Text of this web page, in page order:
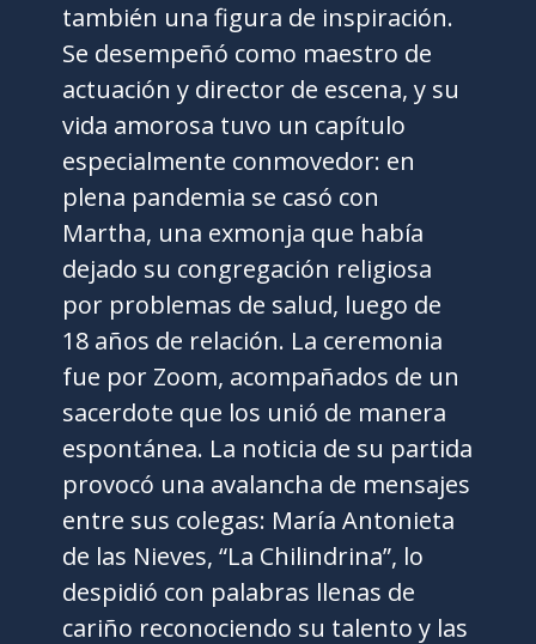
también una figura de inspiración.
Se desempeñó como maestro de
actuación y director de escena, y su
vida amorosa tuvo un capítulo
especialmente conmovedor: en
plena pandemia se casó con
Martha, una exmonja que había
dejado su congregación religiosa
por problemas de salud, luego de
18 años de relación. La ceremonia
fue por Zoom, acompañados de un
sacerdote que los unió de manera
espontánea. La noticia de su partida
provocó una avalancha de mensajes
entre sus colegas: María Antonieta
de las Nieves, “La Chilindrina”, lo
despidió con palabras llenas de
cariño reconociendo su talento y las